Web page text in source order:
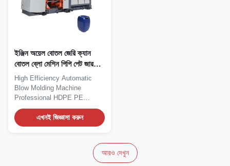
ইঞ্জিন অয়েল বোতল জেরি ক্যান
বোতল ব্লো মেশিন পিপি পেট জার
ব্লো মোল্ডিং মেশিন
High Efficiency Automatic
Blow Molding Machine
Professional HDPE PE
Engine Oil Bottle Blow...
এখনই জিজ্ঞাসা করুন
আরও দেখুন